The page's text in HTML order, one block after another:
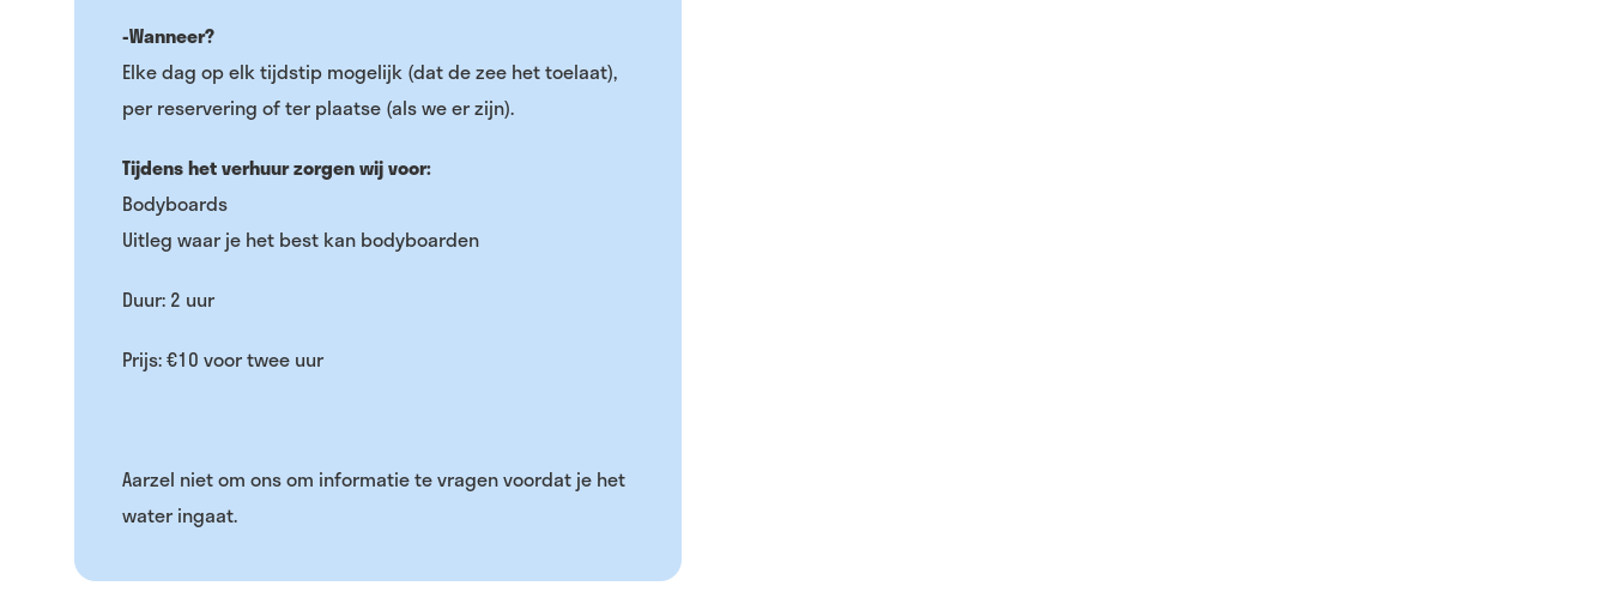
-Wanneer?
Elke dag op elk tijdstip mogelijk (dat de zee het toelaat),
per reservering of ter plaatse (als we er zijn).
Tijdens het verhuur zorgen wij voor:
Bodyboards
Uitleg waar je het best kan bodyboarden
Duur: 2 uur
Prijs: €10 voor twee uur
Aarzel niet om ons om informatie te vragen voordat je het
water ingaat.